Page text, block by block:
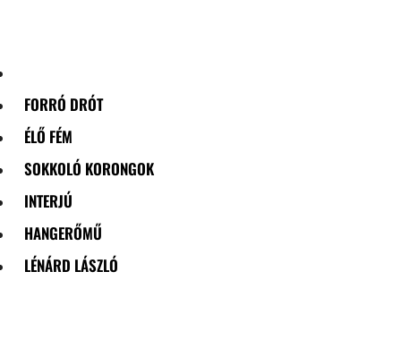
FORRÓ DRÓT
ÉLŐ FÉM
SOKKOLÓ KORONGOK
INTERJÚ
HANGERŐMŰ
LÉNÁRD LÁSZLÓ